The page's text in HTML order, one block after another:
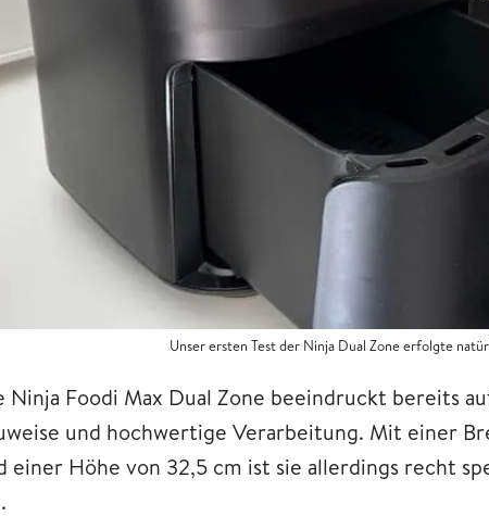
Unser ersten Test der Ninja Dual Zone erfolgte
Ninja Foodi Max Dual Zone beeindruckt bereits
und hochwertige Verarbeitung. Mit einer
einer Höhe von 32,5 cm ist sie allerdings recht